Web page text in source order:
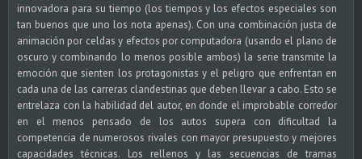
innovadora para su tiempo (los tiempos y los efectos especiales son
tan buenos que uno los nota apenas). Con una combinación justa de
animación por celdas y efectos por computadora (usando el plano de
oscuro y combinando lo menos posible ambos) la serie transmite la
emoción que sienten los protagonistas y el peligro que enfrentan en
cada una de las carreras clandestinas que deben llevar a cabo. Esto se
entrelaza con la habilidad del autor, en donde el improbable corredor
en el menos pensado de los autos supera con dificultad la
competencia de numerosos rivales con mayor presupuesto y mejores
capacidades técnicas. Los rellenos y las secuencias de tramas